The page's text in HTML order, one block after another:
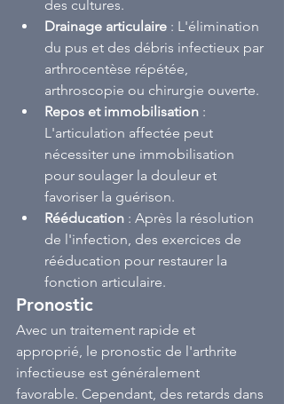
des cultures.
Drainage articulaire : L'élimination
du pus et des débris infectieux par
arthrocentèse répétée,
arthroscopie ou chirurgie ouverte.
Repos et immobilisation :
L'articulation affectée peut
nécessiter une immobilisation
pour soulager la douleur et
favoriser la guérison.
Rééducation : Après la résolution
de l'infection, des exercices de
rééducation pour restaurer la
fonction articulaire.
Pronostic
Avec un traitement rapide et
approprié, le pronostic de l'arthrite
infectieuse est généralement
favorable. Cependant, des retards dans